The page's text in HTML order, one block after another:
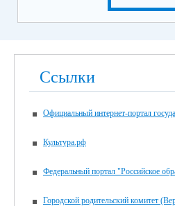
Ссылки
Официальный интернет-портал
Культура.рф
Федеральный портал "Российское
Городской родительский комитет